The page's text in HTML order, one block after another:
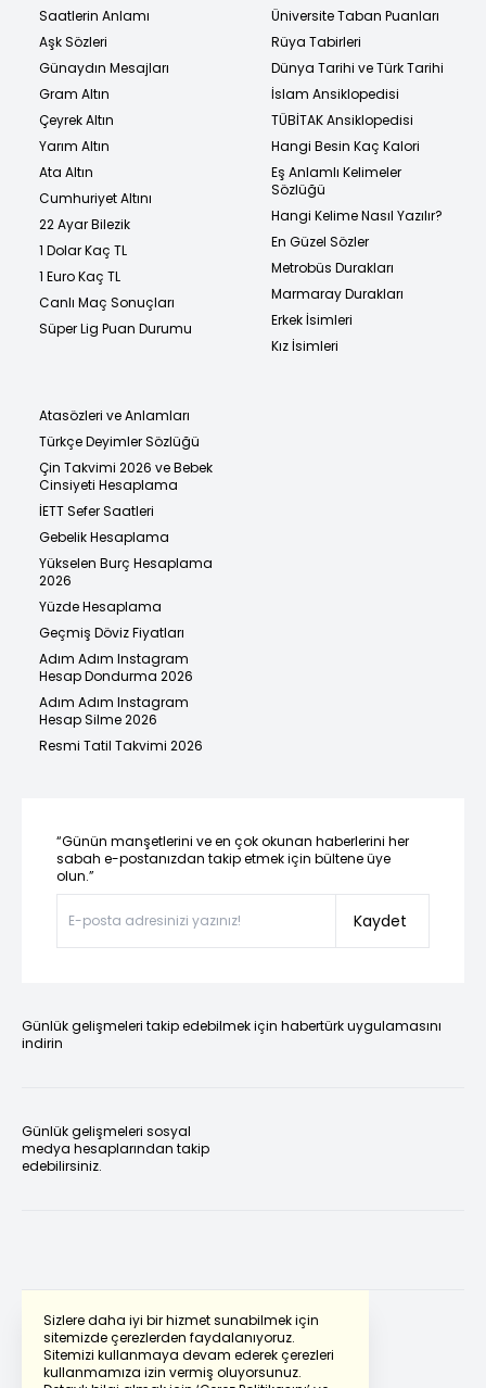
Sizlere daha iyi bir hizmet sunabilmek için
sitemizde çerezlerden faydalanıyoruz.
Sitemizi kullanmaya devam ederek çerezleri
kullanmamıza izin vermiş oluyorsunuz.
Saatlerin Anlamı
Aşk Sözleri
Günaydın Mesajları
Gram Altın
Çeyrek Altın
Yarım Altın
Ata Altın
Cumhuriyet Altını
22 Ayar Bilezik
1 Dolar Kaç TL
1 Euro Kaç TL
Canlı Maç Sonuçları
Süper Lig Puan Durumu
Üniversite Taban Puanları
Rüya Tabirleri
Dünya Tarihi ve Türk Tarihi
İslam Ansiklopedisi
TÜBİTAK Ansiklopedisi
Hangi Besin Kaç Kalori
Eş Anlamlı Kelimeler
Sözlüğü
Hangi Kelime Nasıl Yazılır?
En Güzel Sözler
Metrobüs Durakları
Marmaray Durakları
Erkek İsimleri
Kız İsimleri
Atasözleri ve Anlamları
Türkçe Deyimler Sözlüğü
Çin Takvimi 2026 ve Bebek
Cinsiyeti Hesaplama
İETT Sefer Saatleri
Gebelik Hesaplama
Yükselen Burç Hesaplama
2026
Yüzde Hesaplama
Geçmiş Döviz Fiyatları
Adım Adım Instagram
Hesap Dondurma 2026
Adım Adım Instagram
Hesap Silme 2026
Resmi Tatil Takvimi 2026
“Günün manşetlerini ve en çok okunan haberlerini her
sabah e-postanızdan takip etmek için bültene üye
olun.”
Kaydet
Günlük gelişmeleri takip edebilmek için habertürk uygulamasını
indirin
Günlük gelişmeleri sosyal
medya hesaplarından takip
edebilirsiniz.
Powered by Translate